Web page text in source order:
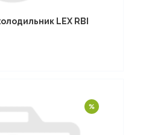
LEX RBI